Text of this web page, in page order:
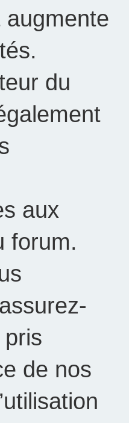
du
aux
forum.
pris
de nos